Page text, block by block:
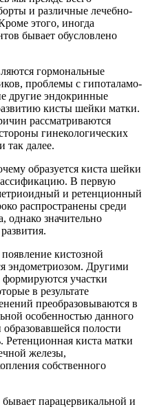
и различные лечебно-
этого, иногда
бывает обусловлено
гормональные
проблемы с гипоталамо-
другие эндокринные
кисты шейки матки.
рассматриваются
гинекологических
так далее.
образуется киста шейки
В первую
и ретенционный
распространены среди
однако значительно
кистозной
эндометриозом. Другими
участки
в результате
преобразовываются в
особенностью данного
образовавшейся полости
Ретенционная киста матки
железы,
собственного
парацервикальной и